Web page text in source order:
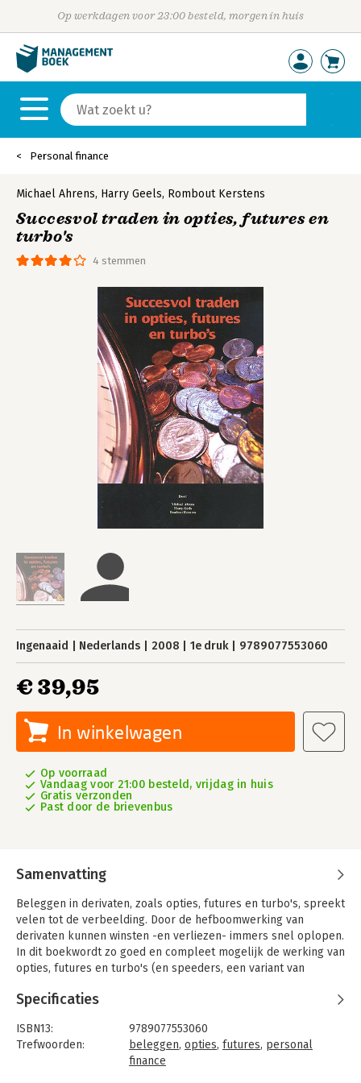
Op werkdagen voor 23:00 besteld, morgen in huis
Personal finance
4 stemmen
Michael Ahrens, Harry Geels, Rombout Kerstens
Succesvol traden in opties, futures en
turbo's
Ingenaaid Nederlands 2008 1e druk 9789077553060
€ 39,95
In winkelwagen
Op voorraad
Vandaag voor 21:00 besteld, vrijdag in huis
Gratis verzonden
Past door de brievenbus
Samenvatting
Beleggen in derivaten, zoals opties, futures en turbo's, spreekt
velen tot de verbeelding. Door de hefboomwerking van
derivaten kunnen winsten -en verliezen- immers snel oplopen.
In dit boekwordt zo goed en compleet mogelijk de werking van
opties, futures en turbo's (en speeders, een variant van
geschuwd, maar wel met een scherp oog voor de praktijk.
en meest toegepaste optie-strategieën besproken.
Voor opties is volatiliteit erg belangrijk bij de prijsvorming en
Specificaties
ISBN13:
9789077553060
Trefwoorden:
beleggen, opties, futures, personal
finance